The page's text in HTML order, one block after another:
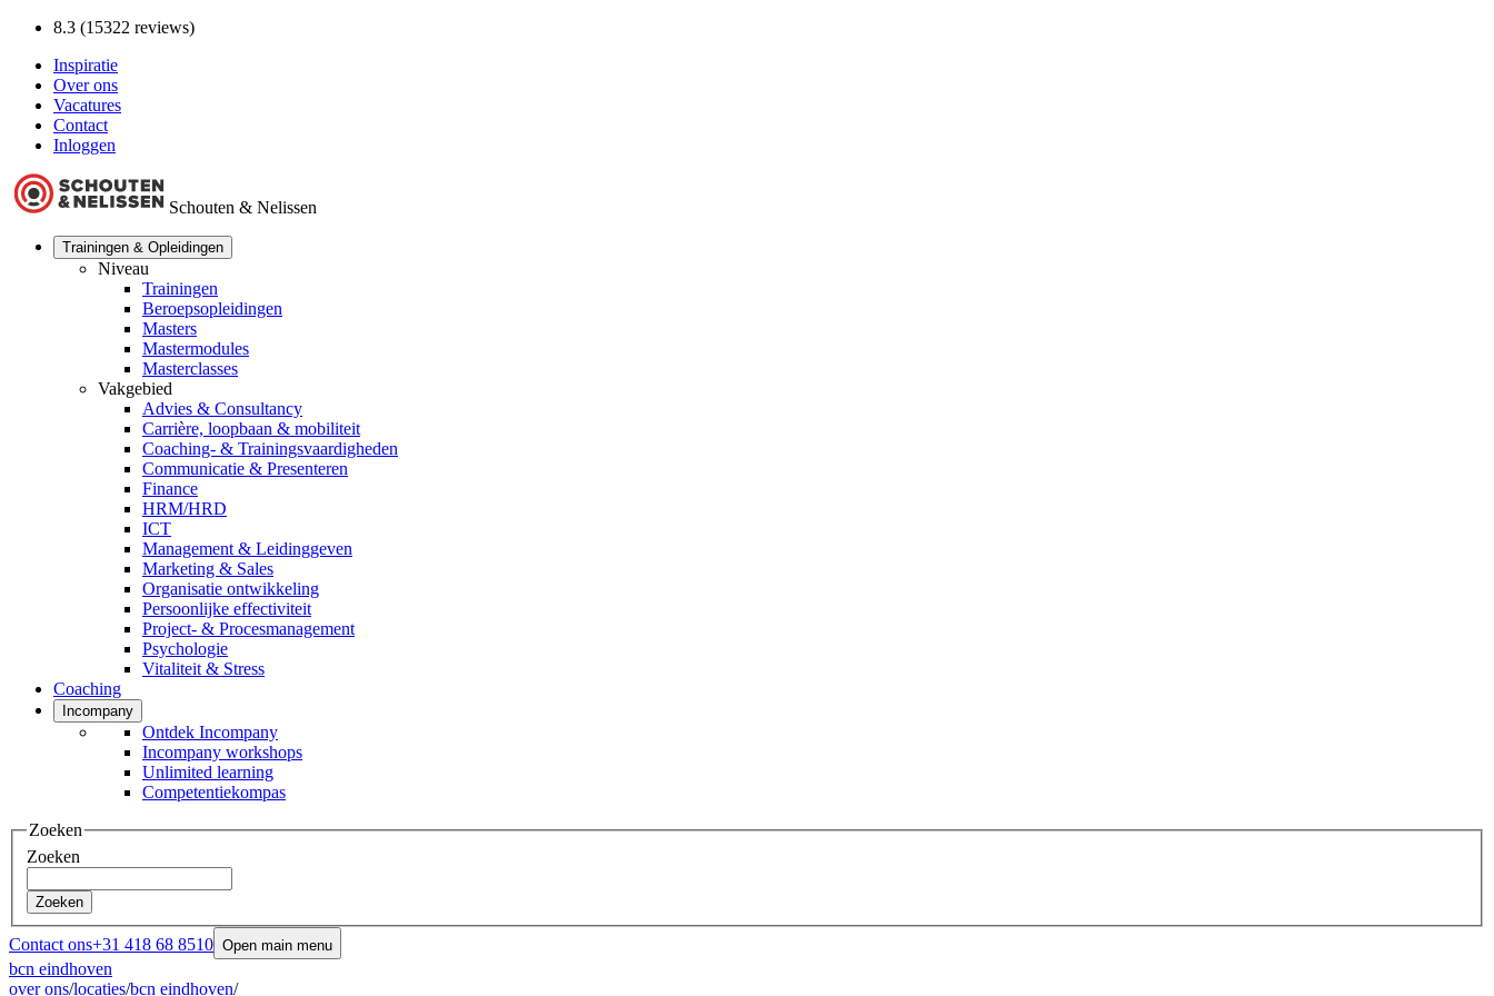
8.3 (15322 reviews)
Inspiratie
Over ons
Vacatures
Contact
Inloggen
Schouten & Nelissen
Trainingen & Opleidingen
Niveau
Trainingen
Beroepsopleidingen
Masters
Mastermodules
Masterclasses
Vakgebied
Advies & Consultancy
Carrière, loopbaan & mobiliteit
Coaching- & Trainingsvaardigheden
Communicatie & Presenteren
Finance
HRM/HRD
ICT
Management & Leidinggeven
Marketing & Sales
Organisatie ontwikkeling
Persoonlijke effectiviteit
Project- & Procesmanagement
Psychologie
Vitaliteit & Stress
Coaching
Incompany
Ontdek Incompany
Incompany workshops
Unlimited learning
Competentiekompas
Zoeken
Zoeken
Zoeken
Contact ons+31 418 68 8510 Open main menu
bcn eindhoven
over ons/locaties/bcn eindhoven/